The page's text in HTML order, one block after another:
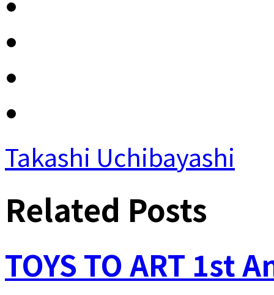
Takashi Uchibayashi
Related Posts
TOYS TO ART 1st